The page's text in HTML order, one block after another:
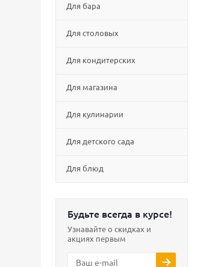
Для бара
Для столовых
Для кондитерских
Для магазина
Для кулинарии
Для детского сада
Для блюд
Будьте всегда в курсе!
Узнавайте о скидках и
акциях первым